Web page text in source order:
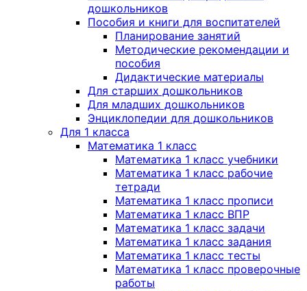
дошкольников
Пособия и книги для воспитателей
Планирование занятий
Методические рекомендации и
пособия
Дидактические материалы
Для старших дошкольников
Для младших дошкольников
Энциклопедии для дошкольников
Для 1 класса
Математика 1 класс
Математика 1 класс учебники
Математика 1 класс рабочие
тетради
Математика 1 класс прописи
Математика 1 класс ВПР
Математика 1 класс задачи
Математика 1 класс задания
Математика 1 класс тесты
Математика 1 класс проверочные
работы